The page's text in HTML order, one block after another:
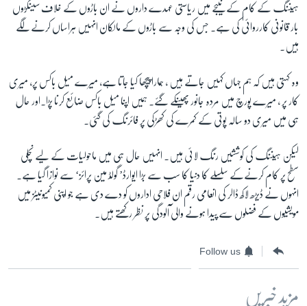
ہیننگ کے کام کے نتیجے میں ریاستی عہدے داروں نے ان باڑوں کے خلاف سینکڑوں
بار قانونی کارروائی کی ہے۔ جس کی وجہ سے باڑوں کے مالکان انہیں ہراساں کرنے لگے
ہیں۔
وہ کہتی ہیں کہ ہم جہاں کہیں جاتے ہیں ، ہمارا پیچھا کیا جاتا ہے، میرے میل باکس پر، میری
کار پر ، میرے پورچ میں مردہ جانور پھینکے گئے۔ ہمیں اپنا میل باکس ضائع کرنا پڑا۔اور حال
ہی میں میری دو سالہ پوتی کے کمرے کی کھڑکی پر فائرنگ کی گئی۔
لیکن ہیننگ کی کوششیں رنگ لائی ہیں۔ انہیں حال ہی میں ماحولیات کے لیے نچلی
سطح پر کام کرنےکے سلسلے کا دنیا کا سب سے بڑا ایوارڈ’ گولڈ مین پرائز‘ سے نوازا گیا ہے۔
انہوں نے ڈیڑھ لاکھ ڈالر کی انعامی رقم ان فلاحی اداروں کو دے دی ہے جو اپنی کمیونیٹز میں
مویشیوں کے فضلوں سے پیدا ہونے والی آلودگی پر نظر رکھتے ہیں۔
Follow us
مزید خبریں